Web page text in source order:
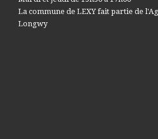
La commune de LEXY fait partie de
Longwy